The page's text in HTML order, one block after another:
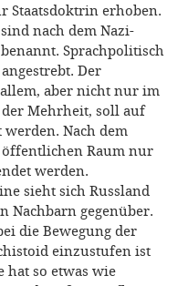
Staatsdoktrin erhoben.
nach dem Nazi-
Sprachpolitisch
Der
aber nicht nur im
der Mehrheit, soll auf
Nach dem
öffentlichen Raum nur
werden.
sieht sich Russland
Nachbarn gegenüber.
die Bewegung der
einzustufen ist
hat so etwas wie